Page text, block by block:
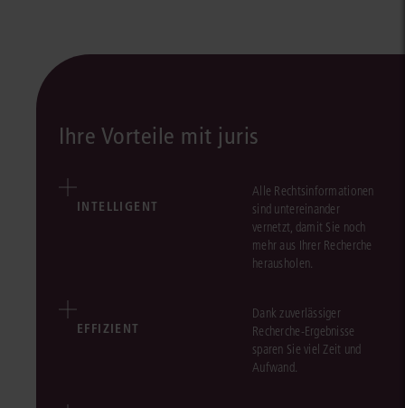
Ihre Vorteile mit juris
INTELLIGENT
Alle Rechtsinformationen
sind untereinander
vernetzt, damit Sie noch
mehr aus Ihrer Recherche
herausholen.
EFFIZIENT
Dank zuverlässiger
Recherche-Ergebnisse
sparen Sie viel Zeit und
Aufwand.